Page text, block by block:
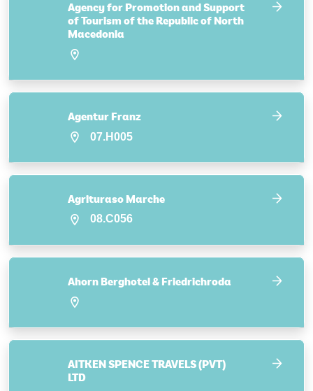
Agency for Promotion and Support
of Tourism of the Republic of North
Macedonia
Agentur Franz
07.H005
Agrituraso Marche
08.C056
Ahorn Berghotel & Friedrichroda
AITKEN SPENCE TRAVELS (PVT)
LTD